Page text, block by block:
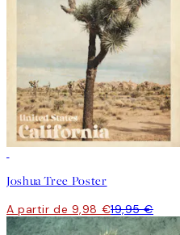
Joshua Tree Poster
A partir de 9,98 €19,95 €